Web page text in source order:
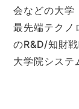
会などの大学
最先端テクノ
のR&D/知財
大学院システ